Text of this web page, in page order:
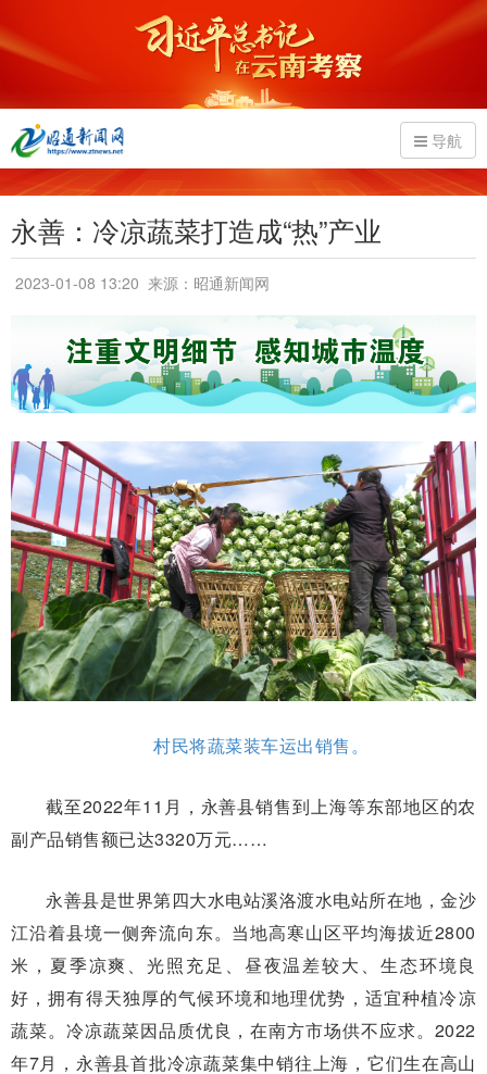
导航
永善：冷凉蔬菜打造成“热”产业
2023-01-08 13:20 来源：昭通新闻网
村民将蔬菜装车运出销售。
截至2022年11月，永善县销售到上海等东部地区的农
副产品销售额已达3320万元……
永善县是世界第四大水电站溪洛渡水电站所在地，金沙
江沿着县境一侧奔流向东。当地高寒山区平均海拔近2800
米，夏季凉爽、光照充足、昼夜温差较大、生态环境良
好，拥有得天独厚的气候环境和地理优势，适宜种植冷凉
蔬菜。冷凉蔬菜因品质优良，在南方市场供不应求。2022
年7月，永善县首批冷凉蔬菜集中销往上海，它们生在高山